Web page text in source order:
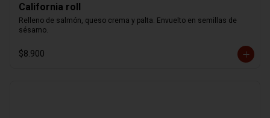
California roll
Relleno de salmón, queso crema y palta. Envuelto en semillas de
sésamo.
$8.900